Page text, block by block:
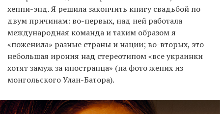
хеппи-энд. Я решила закончить книгу свадьбой по
двум причинам: во-первых, над ней работала
международная команда и таким образом я
«поженила» разные страны и нации; во-вторых, это
небольшая ирония над стереотипом «все украинки
хотят замуж за иностранца» (на фото жених из
монгольского Улан-Батора).